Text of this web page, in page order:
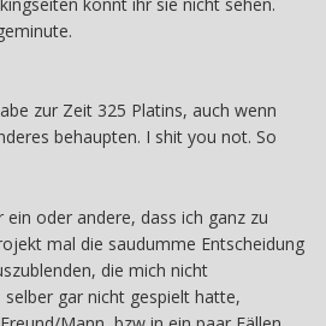
könnt ihr sie nicht sehen.
zur Zeit 325 Platins, auch wenn
behaupten. I shit you not. So
oder andere, dass ich ganz zu
mal die saudumme Entscheidung
die mich nicht
gar nicht gespielt hatte,